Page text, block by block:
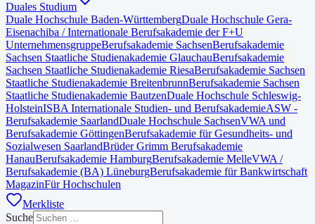
Duales Studium
Duale Hochschule Baden-WürttembergDuale Hochschule Gera-
Eisenachiba / Internationale Berufsakademie der F+U
UnternehmensgruppeBerufsakademie SachsenBerufsakademie
Sachsen Staatliche Studienakademie GlauchauBerufsakademie
Sachsen Staatliche Studienakademie RiesaBerufsakademie Sachsen
Staatliche Studienakademie BreitenbrunnBerufsakademie Sachsen
Staatliche Studienakademie BautzenDuale Hochschule Schleswig-
HolsteinISBA Internationale Studien- und BerufsakademieASW -
Berufsakademie SaarlandDuale Hochschule SachsenVWA und
Berufsakademie GöttingenBerufsakademie für Gesundheits- und
Sozialwesen SaarlandBrüder Grimm Berufsakademie
HanauBerufsakademie HamburgBerufsakademie MelleVWA /
Berufsakademie (BA) LüneburgBerufsakademie für Bankwirtschaft
MagazinFür Hochschulen
Merkliste
Suche